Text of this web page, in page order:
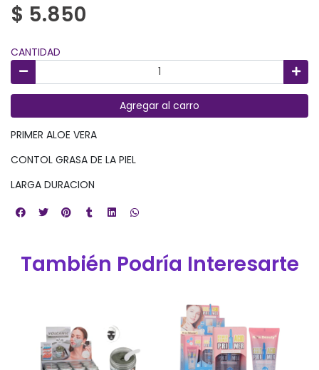
$ 5.850
CANTIDAD
Agregar al carro
PRIMER ALOE VERA
CONTOL GRASA DE LA PIEL
LARGA DURACION
También Podría Interesarte